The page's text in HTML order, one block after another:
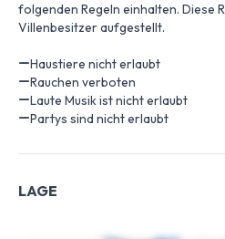
folgenden Regeln einhalten. Diese
Villenbesitzer aufgestellt.
Haustiere nicht erlaubt
Rauchen verboten
Laute Musik ist nicht erlaubt
Partys sind nicht erlaubt
LAGE